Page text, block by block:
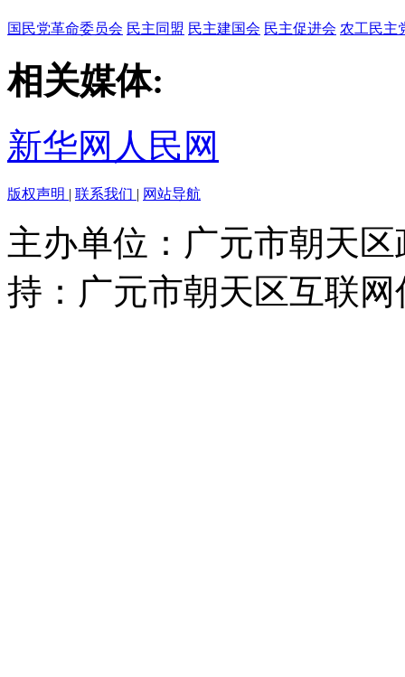
国民党革命委员会 民主同盟 民主建国会 民主促进会 农工民主
相关媒体:
新华网 人民网
版权声明 | 联系我们 | 网站导航
主办单位：广元市朝
持：广元市朝天区互联